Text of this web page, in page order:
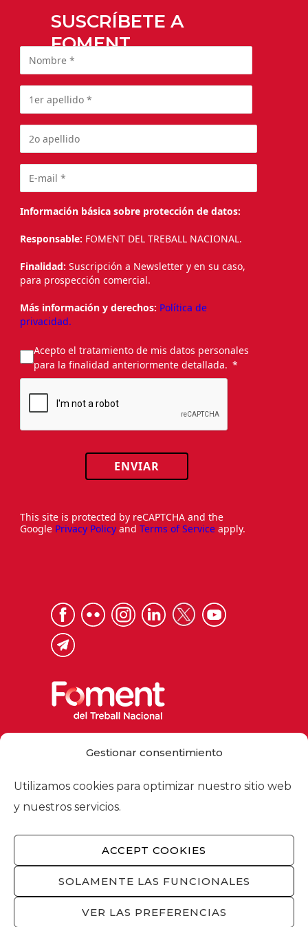
Gestionar consentimiento
Utilizamos cookies para optimizar nuestro sitio web
y nuestros servicios.
ACCEPT COOKIES
SOLAMENTE LAS FUNCIONALES
VER LAS PREFERENCIAS
SUSCRÍBETE A
FOMENT
Información básica sobre protección de datos:
Responsable: FOMENT DEL TREBALL NACIONAL.
Finalidad: Suscripción a Newsletter y en su caso,
para prospección comercial.
Más información y derechos: Política de
privacidad.
Acepto el tratamiento de mis datos personales
para la finalidad anteriormente detallada.
ENVIAR
This site is protected by reCAPTCHA and the
Google Privacy Policy and Terms of Service apply.
foment@foment.com
© 2026 - Foment del Treball Nacional
de privacidad /Política de cookies